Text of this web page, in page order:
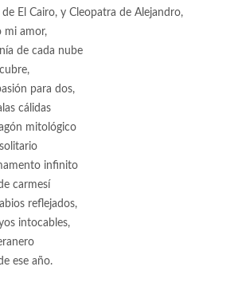
El Cairo, y Cleopatra de Alejandro,
mi amor,
de cada nube
para dos,
cálidas
mitológico
infinito
carmesí
reflejados,
intocables,
ese año.